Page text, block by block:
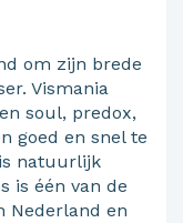
om zijn brede
Vismania
soul, predox,
goed en snel te
natuurlijk
is één van de
Nederland en